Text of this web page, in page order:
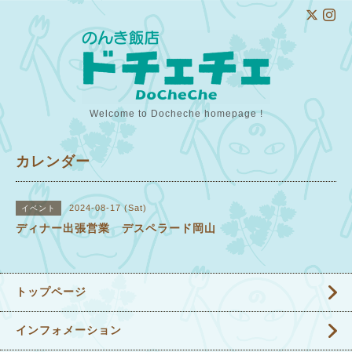
Welcome to Docheche homepage !
カレンダー
イベント 2024-08-17 (Sat)
ディナー出張営業 デスペラード岡山
トップページ
インフォメーション